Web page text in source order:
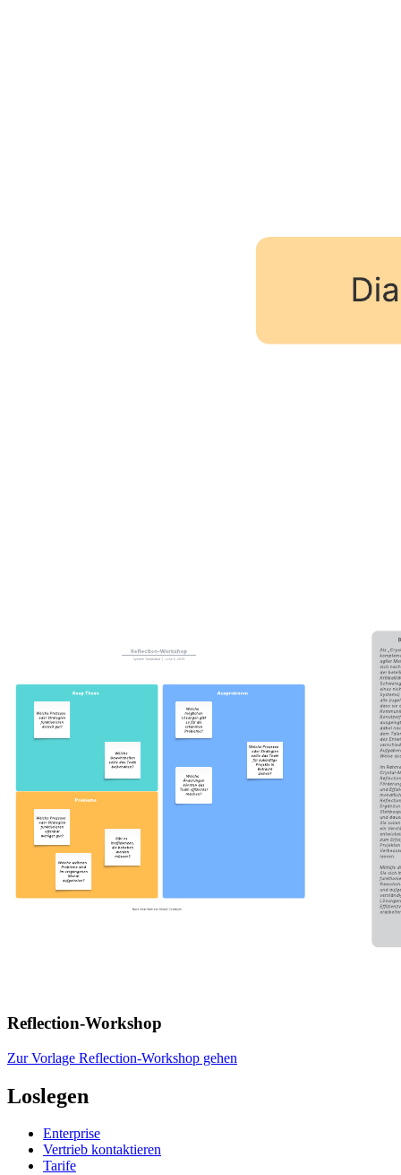
Reflection-Workshop
Zur Vorlage Reflection-Workshop gehen
Loslegen
Enterprise
Vertrieb kontaktieren
Tarife